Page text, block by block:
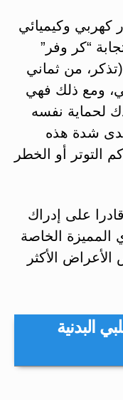
كهربي وكيميائي
“كر وفر”
من ثماني
ومع ذلك فهي
لحماية نفسه
شدة هذه
التوتر أو الخطر
على إدراك
الخاصة
الأكثر
البدنية